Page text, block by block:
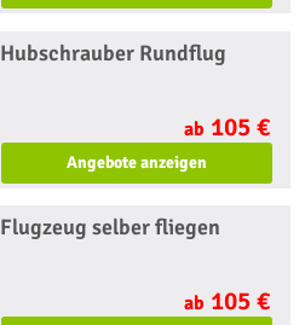
Hubschrauber Rundflug
ab 105 €
Angebote anzeigen
Flugzeug selber fliegen
ab 105 €